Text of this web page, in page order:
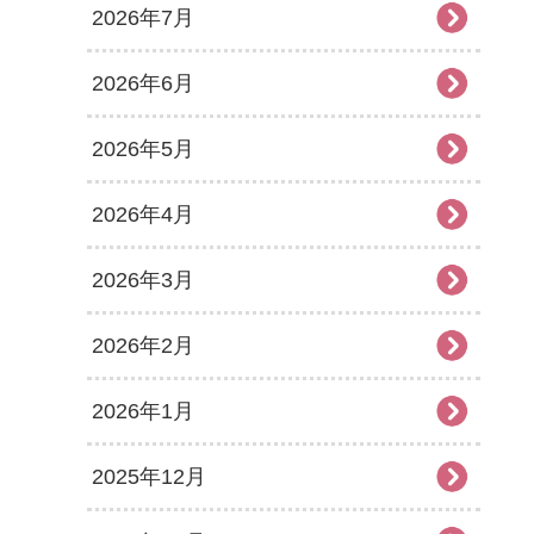
2026年7月
2026年6月
2026年5月
2026年4月
2026年3月
2026年2月
2026年1月
2025年12月